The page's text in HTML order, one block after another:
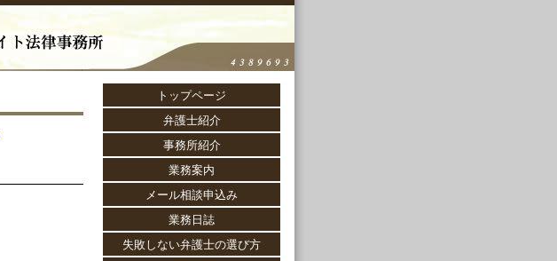
トップページ
弁護士紹介
事務所紹介
業務案内
メール相談申込み
業務日誌
失敗しない弁護士の選び方